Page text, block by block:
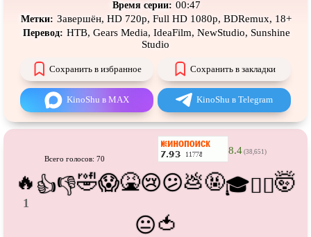
Про танцы
Про тюрьму Про футбол
катание
Про шпионов
Про Юристов иАдвокатов
Псевдодокументальный Режиссёрская версия
Роуд-муви Сверхспособности
Ситком Слэшер
Стимпанк Сцены собнажённой натурой
Турецкий сериал
В ожидании
Время серии: 00:47
Метки: Завершён, HD 720p, Full HD 1080p, BDRemux, 18+
Перевод: НТВ, Gears Media, IdeaFilm, NewStudio, Sunshine
Studio
Сохранить в избранное Сохранить в закладки
KinoShu в MAX KinoShu в Telegram
Всего голосов: 70
8.4 (38,651)
🔥
1
👍👎🤣😱🤮😢😕💩🤬🎓😵‍💫🤯
😐🍅